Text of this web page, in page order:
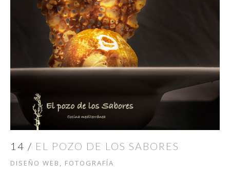
14 / EL POZO DE LOS SABORES
DISEÑO WEB, FOTOGRAFÍA